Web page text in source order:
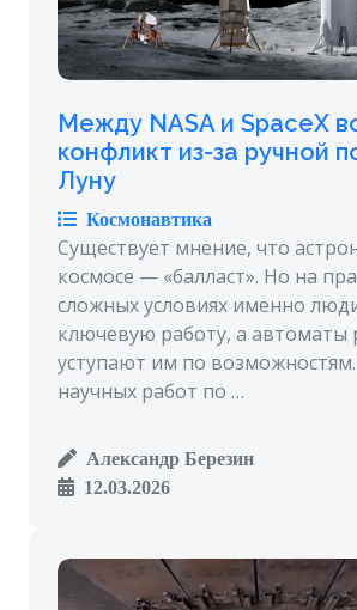
Между NASA и SpaceX
конфликт из-за ручной
Луну
Космонавтика
Существует мнение, что
космосе — «балласт». Но на
сложных условиях именно
ключевую работу, а автоматы
уступают им по
научных работ по …
Александр Березин
12.03.2026